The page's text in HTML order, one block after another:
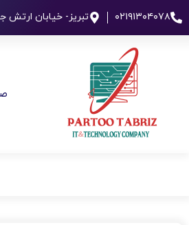
۰۲۱۹۱۳۰۴۰۷۸ تبریز- خیابان ارتش